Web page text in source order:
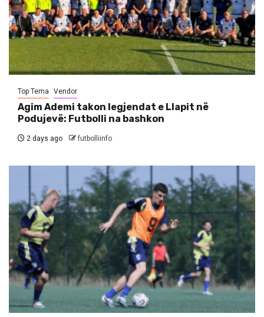
Top Tema Vendor
Agim Ademi takon legjendat e Llapit në
Podujevë: Futbolli na bashkon
2 days ago futbolliinfo